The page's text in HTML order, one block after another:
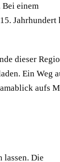
einem
Jahrhundert
dieser
Ein Weg
aufs
lassen. Die